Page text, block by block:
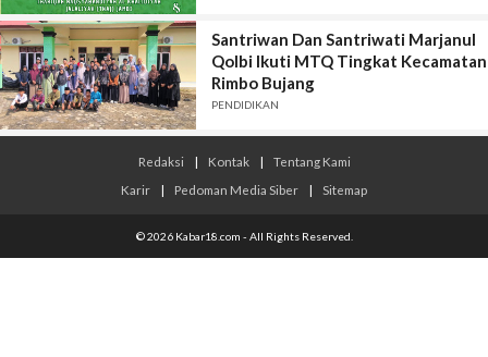
Santriwan Dan Santriwati Marjanul
Qolbi Ikuti MTQ Tingkat Kecamatan
Rimbo Bujang
PENDIDIKAN
Redaksi | Kontak |
Tentang Kami
Karir
| Pedoman Media Siber | Sitemap
© 2026 Kabar18.com - All Rights Reserved.